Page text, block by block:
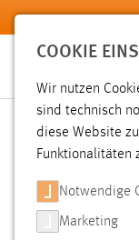
Zum Hauptinhalt
SUCHE
COOKIE
Wir nutzen
sind technisch
diese Website
Funktionalitäten
Notwendige
Marketing